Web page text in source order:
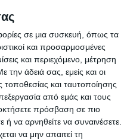
σε μια συσκευή, όπως τα
και προσαρμοσμένες
και περιεχόμενο, μέτρηση
την άδειά σας, εμείς και οι
τοποθεσίας και ταυτοποίησης
από εμάς και τους
πρόσβαση σε πιο
ή να αρνηθείτε να συναινέσετε.
να μην απαιτεί τη